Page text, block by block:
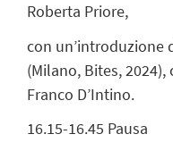
Roberta Priore,
con un’introduzione
(Milano, Bites,
Franco D’Intino.
16.15-16.45 Pausa